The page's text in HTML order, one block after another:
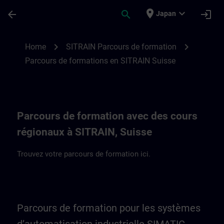
arrow_back search place Japan expand_more login
Home chevron_right SITRAIN Parcours de formation chevron_right
Parcours de formations en SITRAIN Suisse
Parcours de formation avec des cours
régionaux à SITRAIN, Suisse
Trouvez votre parcours de formation ici.
Parcours de formation pour les systèmes